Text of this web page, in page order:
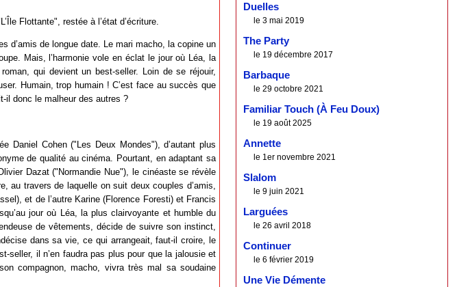
Flottante", restée à l’état d’écriture.
d’amis de longue date. Le mari macho, la copine un
Mais, l’harmonie vole en éclat le jour où Léa, la
qui devient un best-seller. Loin de se réjouir,
Humain, trop humain ! C’est face au succès que
il donc le malheur des autres ?
Daniel Cohen ("Les Deux Mondes"), d’autant plus
de qualité au cinéma. Pourtant, en adaptant sa
Dazat ("Normandie Nue"), le cinéaste se révèle
au travers de laquelle on suit deux couples d’amis,
et de l’autre Karine (Florence Foresti) et Francis
jour où Léa, la plus clairvoyante et humble du
de vêtements, décide de suivre son instinct,
dans sa vie, ce qui arrangeait, faut-il croire, le
seller, il n’en faudra pas plus pour que la jalousie et
compagnon, macho, vivra très mal sa soudaine
Duelles
le 3 mai 2019
The Party
le 19 décembre 2017
Barbaque
le 29 octobre 2021
Familiar Touch (À Feu Doux)
le 19 août 2025
Annette
le 1er novembre 2021
Slalom
le 9 juin 2021
Larguées
le 26 avril 2018
Continuer
le 6 février 2019
Une Vie Démente